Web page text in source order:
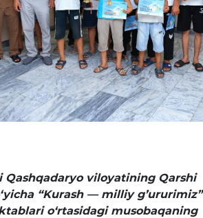
kurash
Qashqadaryo viloyatining Qarshi
“Kurash — milliy g’ururimiz”
o‘rtasidagi musobaqaning